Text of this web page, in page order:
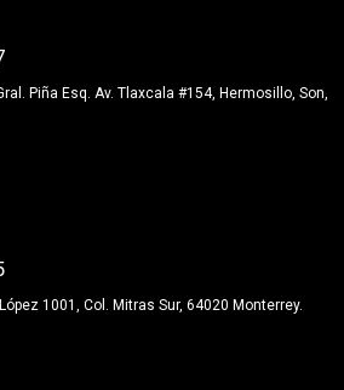
Piña Esq. Av. Tlaxcala #154, Hermosillo, Son,
1001, Col. Mitras Sur, 64020 Monterrey.